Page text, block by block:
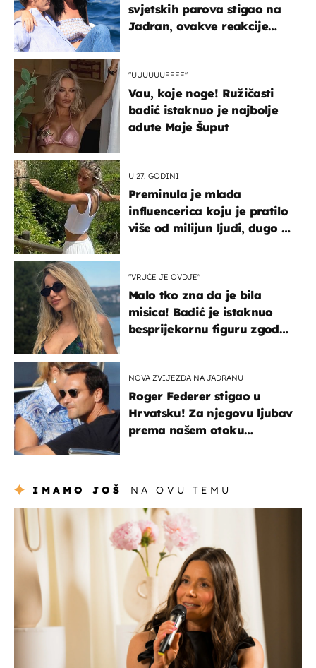
svjetskih parova stigao na
Jadran, ovakve reakcije
"UUUUUUFFFF"
Vau, koje noge! Ružičasti
badić istaknuo je najbolje
adute Maje Šuput
U 27. GODINI
Preminula je mlada
influencerica koju je pratilo
više od milijun ljudi, dugo se
"VRUĆE JE OVDJE"
Malo tko zna da je bila
misica! Badić je istaknuo
besprijekornu figuru zgodne
NOVA ZVIJEZDA NA JADRANU
Roger Federer stigao u
Hrvatsku! Za njegovu ljubav
prema našem otoku
IMAMO JOŠ NA OVU TEMU
moda & ljepota